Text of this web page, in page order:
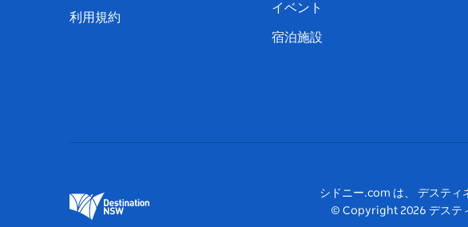
利用規約
イベント
宿泊施設
シドニー.com は、 デスティ
© Copyright 2026 デステ